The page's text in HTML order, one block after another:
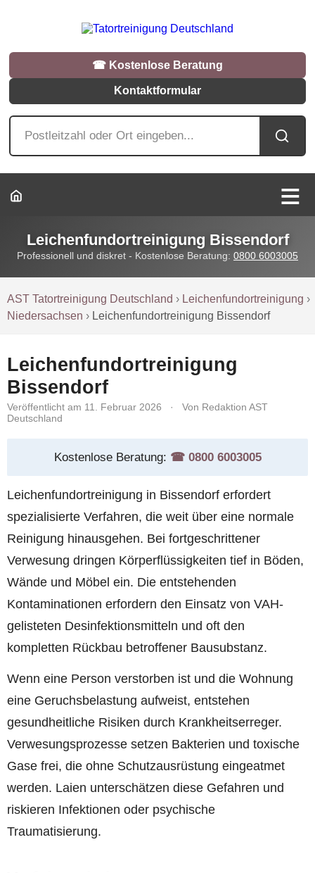
☎︎ Kostenlose Beratung
Kontaktformular
Leichenfundortreinigung Bissendorf
Professionell und diskret - Kostenlose Beratung: 0800 6003005
AST Tatortreinigung Deutschland › Leichenfundortreinigung ›
Niedersachsen › Leichenfundortreinigung Bissendorf
Leichenfundortreinigung
Bissendorf
Veröffentlicht am 11. Februar 2026 ·
Von Redaktion AST
Deutschland
Kostenlose Beratung: ☎︎ 0800 6003005
Leichenfundortreinigung in Bissendorf erfordert
spezialisierte Verfahren, die weit über eine normale
Reinigung hinausgehen. Bei fortgeschrittener
Verwesung dringen Körperflüssigkeiten tief in Böden,
Wände und Möbel ein. Die entstehenden
Kontaminationen erfordern den Einsatz von VAH-
gelisteten Desinfektionsmitteln und oft den
kompletten Rückbau betroffener Bausubstanz.
Wenn eine Person verstorben ist und die Wohnung
eine Geruchsbelastung aufweist, entstehen
gesundheitliche Risiken durch Krankheitserreger.
Verwesungsprozesse setzen Bakterien und toxische
Gase frei, die ohne Schutzausrüstung eingeatmet
werden. Laien unterschätzen diese Gefahren und
riskieren Infektionen oder psychische
Traumatisierung.